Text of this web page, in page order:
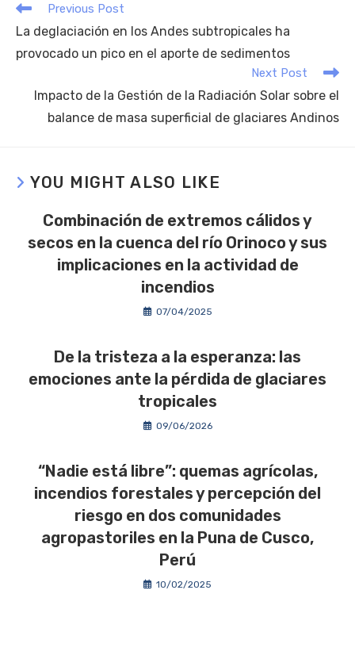
Previous Post
La deglaciación en los Andes subtropicales ha
provocado un pico en el aporte de sedimentos
Next Post
Impacto de la Gestión de la Radiación Solar sobre el
balance de masa superficial de glaciares Andinos
YOU MIGHT ALSO LIKE
Combinación de extremos cálidos y
secos en la cuenca del río Orinoco y sus
implicaciones en la actividad de
incendios
07/04/2025
De la tristeza a la esperanza: las
emociones ante la pérdida de glaciares
tropicales
09/06/2026
“Nadie está libre”: quemas agrícolas,
incendios forestales y percepción del
riesgo en dos comunidades
agropastoriles en la Puna de Cusco,
Perú
10/02/2025